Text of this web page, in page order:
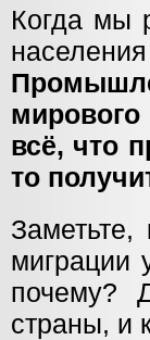
Когда мы
всё, что
то
миграции
почему?
страны, и